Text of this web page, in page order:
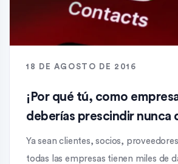
18 DE AGOSTO DE 2016
¡Por qué tú, como
deberías prescindir nunca
Ya sean clientes, socios,
todas las empresas tienen miles de